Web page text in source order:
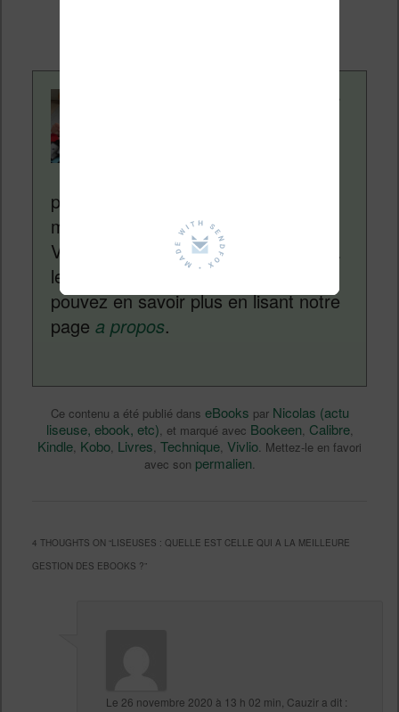
Contenu rédigé par
pour vous aider à naviguer dans le
monde des liseuses (Kindle, Kobo,
Vivlio, etc) et faire la promotion de la
lecture (numérique ou non). Vous
pouvez en savoir plus en lisant notre
page a propos.
Ce contenu a été publié dans eBooks par Nicolas (actu
liseuse, ebook, etc) , et marqué avec Bookeen Calibre,
Kindle Kobo Livres Technique Vivlio . Mettez-le en favori
avec son permalien
4 THOUGHTS ON “LISEUSES : QUELLE EST CELLE QUI A LA MEILLEURE
GESTION DES EBOOKS ?”
Le 26 novembre 2020 à 13 h 02 min Cauzir a dit :